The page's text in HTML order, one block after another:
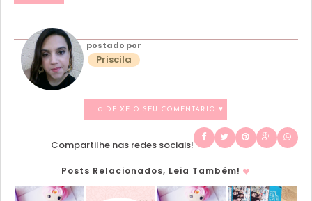
postado por
Priscila
0 DEIXE O SEU COMENTÁRIO ♥
Compartilhe nas redes sociais!
Posts Relacionados, Leia Também!